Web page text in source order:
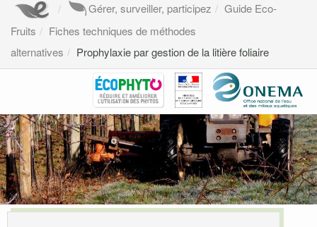
Gérer, surveiller, participez
Guide Eco-
Fruits
Fiches techniques de méthodes
alternatives
Prophylaxie par gestion de la litière foliaire